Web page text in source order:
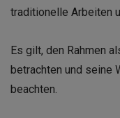
traditionelle Arbeiten
Es gilt, den Rahmen
betrachten und seine
beachten.